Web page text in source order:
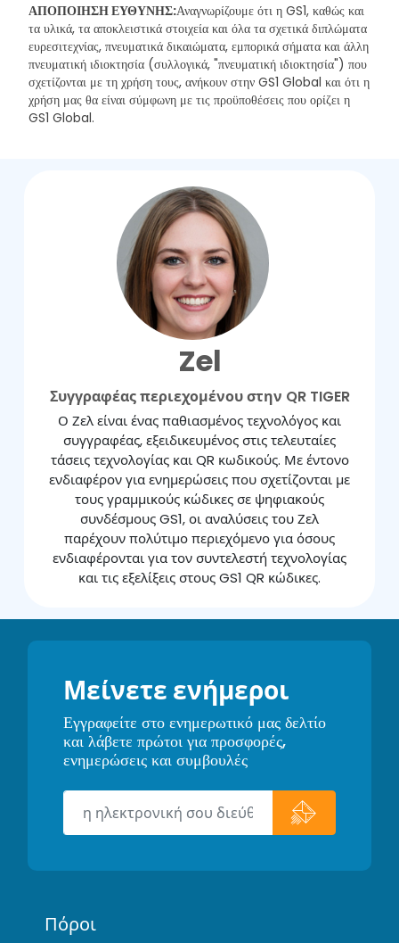
ΑΠΟΠΟΙΗΣΗ ΕΥΘΥΝΗΣ:Αναγνωρίζουμε ότι η GS1, καθώς και
τα υλικά, τα αποκλειστικά στοιχεία και όλα τα σχετικά διπλώματα
ευρεσιτεχνίας, πνευματικά δικαιώματα, εμπορικά σήματα και άλλη
πνευματική ιδιοκτησία (συλλογικά, "πνευματική ιδιοκτησία") που
σχετίζονται με τη χρήση τους, ανήκουν στην GS1 Global και ότι η
χρήση μας θα είναι σύμφωνη με τις προϋποθέσεις που ορίζει η
GS1 Global.
Zel
Συγγραφέας περιεχομένου στην QR TIGER
Ο Ζελ είναι ένας παθιασμένος τεχνολόγος και
συγγραφέας, εξειδικευμένος στις τελευταίες
τάσεις τεχνολογίας και QR κωδικούς. Με έντονο
ενδιαφέρον για ενημερώσεις που σχετίζονται με
τους γραμμικούς κώδικες σε ψηφιακούς
συνδέσμους GS1, οι αναλύσεις του Ζελ
παρέχουν πολύτιμο περιεχόμενο για όσους
ενδιαφέρονται για τον συντελεστή τεχνολογίας
και τις εξελίξεις στους GS1 QR κώδικες.
Μείνετε ενήμεροι
Εγγραφείτε στο ενημερωτικό μας δελτίο
και λάβετε πρώτοι για προσφορές,
ενημερώσεις και συμβουλές
Πόροι